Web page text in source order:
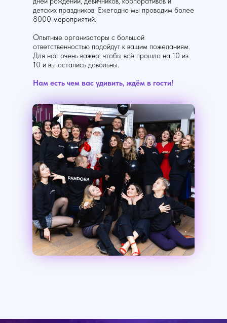
детских праздников. Ежегодно мы проводим более
8000 мероприятий.
Опытные организаторы с большой
ответственностью подойдут к вашим пожеланиям.
Для нас очень важно, чтобы всё прошло на 10 из
10 и вы остались довольны.
Нам есть чем вас удивить, ждём в гости!